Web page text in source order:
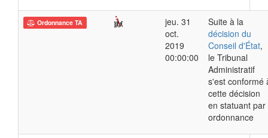
Ordonnance TA
jeu. 31
oct.
2019
00:00:00
Suite à la
décision du
Conseil d'État,
le Tribunal
Administratif
s'est conformé
cette décision
en statuant par
ordonnance